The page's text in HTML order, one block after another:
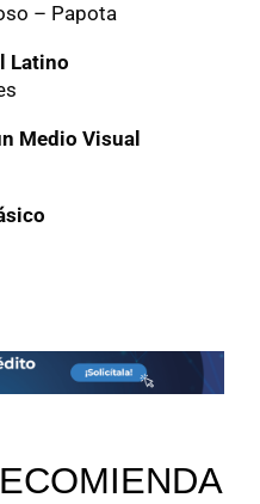
– Papota
Latino
Medio Visual